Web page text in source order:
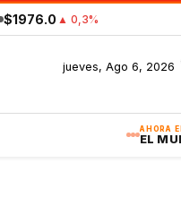
$1976.0 ▲ 0,3%
jueves, Ago 6, 2026
AHORA
EL